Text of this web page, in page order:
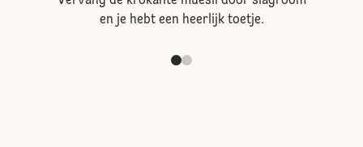
en je hebt een heerlijk toetje.